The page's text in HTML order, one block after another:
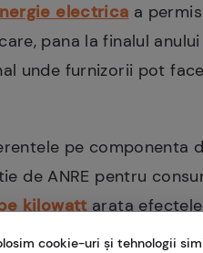
electrica a
pana la finalul
unde furnizorii pot
pe
de ANRE pentru
kilowattarata
mai avantajoase
cookie-uri și tehnologii